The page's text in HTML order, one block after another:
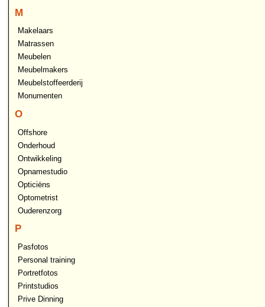
M
Makelaars
Matrassen
Meubelen
Meubelmakers
Meubelstoffeerderij
Monumenten
O
Offshore
Onderhoud
Ontwikkeling
Opnamestudio
Opticiëns
Optometrist
Ouderenzorg
P
Pasfotos
Personal training
Portretfotos
Printstudios
Prive Dinning